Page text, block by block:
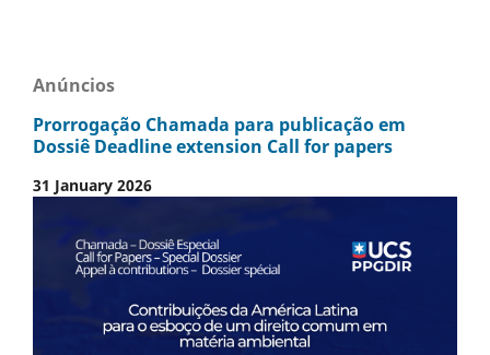
Anúncios
Prorrogação Chamada para publicação em
Dossiê Deadline extension Call for papers
31 January 2026